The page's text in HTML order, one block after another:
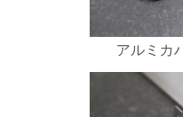
アルミカ